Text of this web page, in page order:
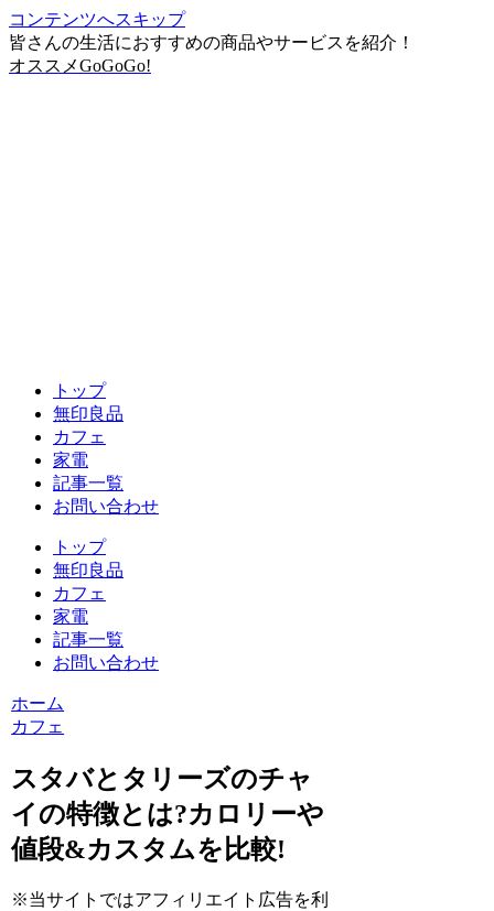
コンテンツへスキップ
皆さんの生活におすすめの商品やサービスを紹介！
オススメGoGoGo!
トップ
無印良品
カフェ
家電
記事一覧
お問い合わせ
トップ
無印良品
カフェ
家電
記事一覧
お問い合わせ
ホーム
カフェ
スタバとタリーズのチャ
イの特徴とは?カロリーや
値段&カスタムを比較!
※当サイトではアフィリエイト広告を利